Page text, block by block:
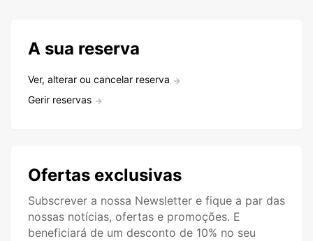
A sua reserva
Ver, alterar ou cancelar reserva
Gerir reservas
Ofertas exclusivas
Subscrever a nossa Newsletter e fique a par das
nossas notícias, ofertas e promoções. E
beneficiará de um desconto de 10% no seu